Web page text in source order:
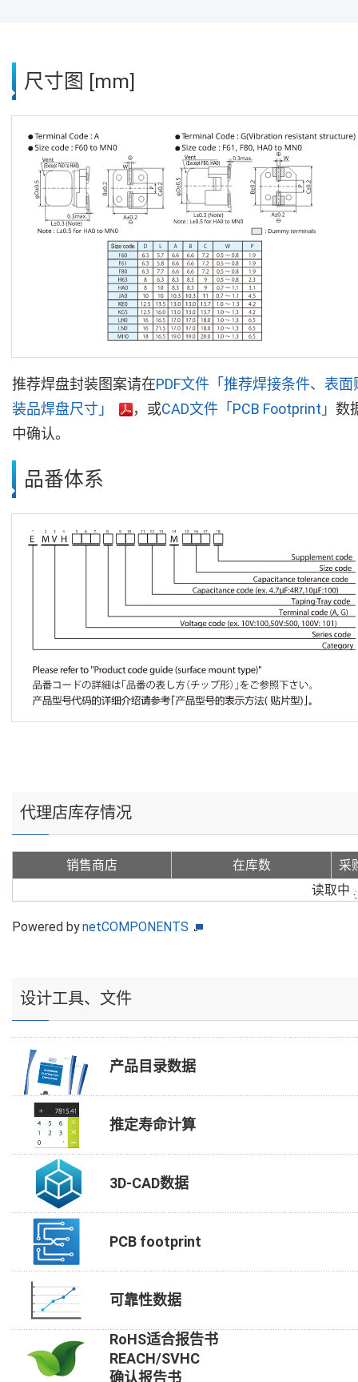
尺寸图 [mm]
推荐焊盘封装图案请在PDF文件「推荐焊接条件、表面
装品焊盘尺寸」
，或CAD文件「PCB Footprint」 数
中确认。
品番体系
代理店库存情况
销售商店 在库数
采
读取中
Powered bynetCOMPONENTS
设计工具、文件
产品目录数据
推定寿命计算
3D-CAD数据
PCB footprint
可靠性数据
RoHS适合报告书
REACH/SVHC
确认报告书